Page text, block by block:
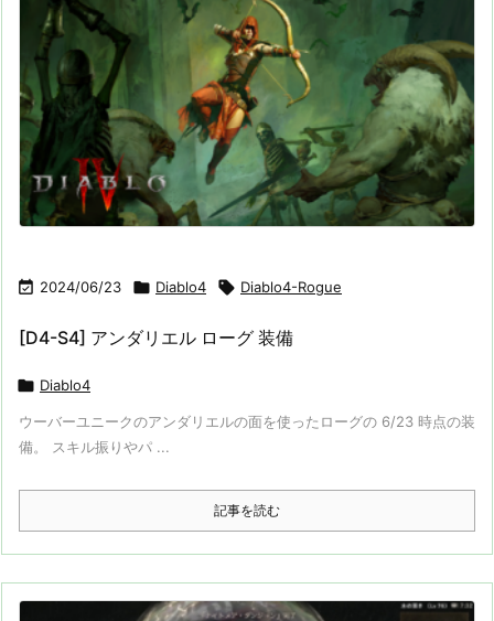
 2024/06/23  Diablo4  Diablo4-Rogue
[D4-S4] アンダリエル ローグ 装備
 Diablo4
ウーバーユニークのアンダリエルの面を使ったローグの 6/23 時点の装
備。 スキル振りやパ ...
記事を読む